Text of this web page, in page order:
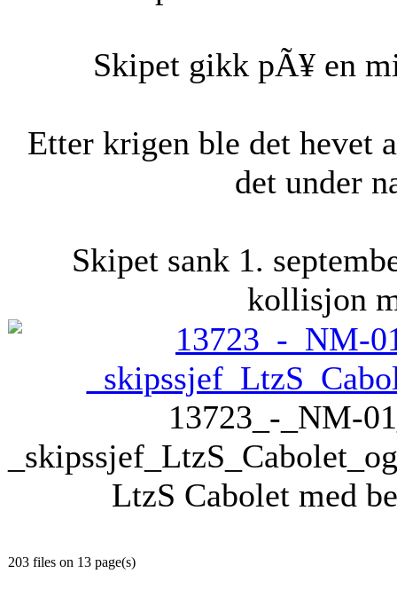
Skipet gikk pÃ¥ en
Etter krigen ble det hevet
det under
Skipet sank 1.
kollisjon
13723_-_NM-
LtzS Cabolet med
203 files on 13 page(s)